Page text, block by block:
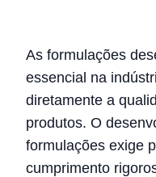
As formulações
essencial na
diretamente a
produtos. O
formulações exige
cumprimento